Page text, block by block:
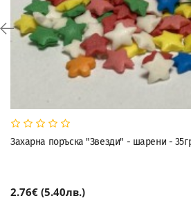
Захарна поръска "Звезди" - шарени -
2.76€ (5.40лв.)